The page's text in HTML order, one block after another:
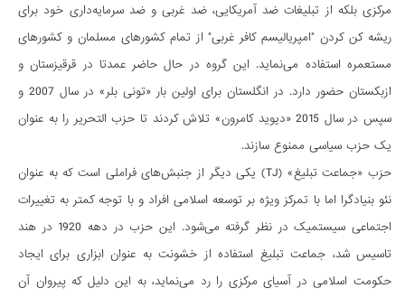
مرکزی بلکه از تبلیغات ضد آمریکایی، ضد غربی و ضد سرمایه­‌داری خود برای
ریشه کن کردن "امپریالیسم کافر غربی" از تمام کشورهای مسلمان و کشورهای
مستعمره استفاده می­‌نماید. این گروه در حال حاضر عمدتا در قرقیزستان و
ازبکستان حضور دارد. در انگلستان برای اولین بار «تونی بلر» در سال 2007 و
سپس در سال 2015 «دیوید کامرون» تلاش کردند تا حزب التحریر را به عنوان
یک حزب سیاسی ممنوع سازند.
حزب «جماعت تبلیغ» (TJ) یکی دیگر از جنبش­‌های فراملی است که به عنوان
نئو بنیادگرا اما با تمرکز ویژه بر توسعه اسلامی افراد و با توجه کمتر به تغییرات
اجتماعی سیستمیک در نظر گرفته می­‌شود. این حزب در دهه 1920 در هند
تاسیس شد، جماعت تبلیغ استفاده از خشونت به عنوان ابزاری برای ایجاد
حکومت اسلامی در آسیای مرکزی را رد می‌­نماید، به این دلیل که پیروان آن